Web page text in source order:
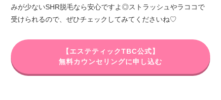
みが少ないSHR脱毛なら安心ですよ◎ストラッシュやラココで
受けられるので、ぜひチェックしてみてくださいね♡
【エステティックTBC公式】
無料カウンセリングに申し込む